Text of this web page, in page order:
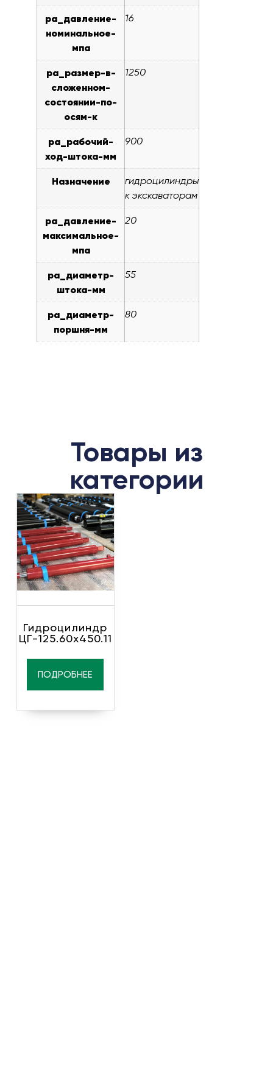
pa_давление-
номинальное-
мпа
16
pa_размер-в-
сложенном-
состоянии-по-
осям-к
1250
pa_рабочий-
ход-штока-мм
900
Назначение
гидроцилиндры
к экскаваторам
pa_давление-
максимальное-
мпа
20
pa_диаметр-
штока-мм
55
pa_диаметр-
поршня-мм
80
Товары из
категории
Гидроцилиндр
ЦГ-125.60х450.11
ПОДРОБНЕЕ